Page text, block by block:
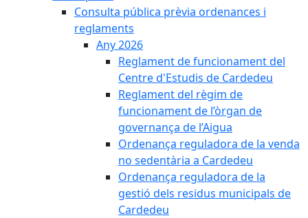
Consulta pública prèvia ordenances i
reglaments
Any 2026
Reglament de funcionament del
Centre d'Estudis de Cardedeu
Reglament del règim de
funcionament de l’òrgan de
governança de l’Aigua
Ordenança reguladora de la venda
no sedentària a Cardedeu
Ordenança reguladora de la
gestió dels residus municipals de
Cardedeu